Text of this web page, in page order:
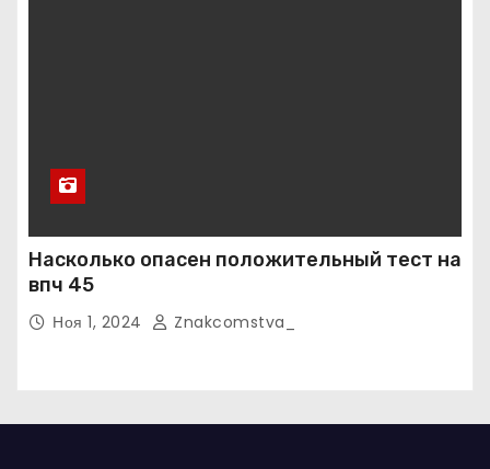
Насколько опасен положительный тест на
впч 45
Ноя 1, 2024 Znakcomstva_